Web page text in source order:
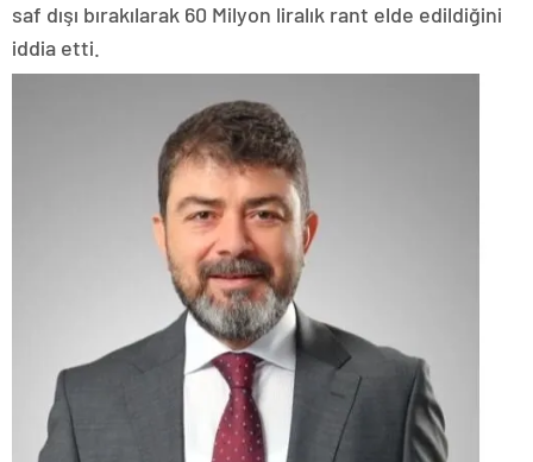
saf dışı bırakılarak 60 Milyon liralık rant elde edildiğini
iddia etti.